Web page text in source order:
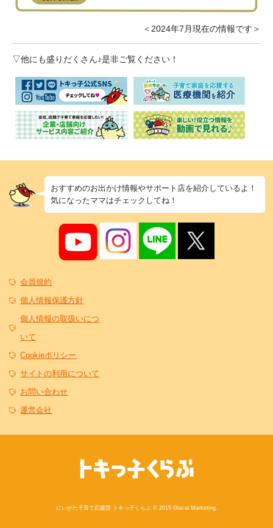
＜2024年7月現在の情報です＞
▽他にも盛りだくさん♪是非ご覧ください！
おすすめのお出かけ情報やサポート店を紹介しているよ！
気になったママはチェックしてね！
会員規約
個人情報保護方針
個人情報の取扱いにつ
いて
Cookieポリシー
サイトの利用について
お問い合わせ
運営会社
にいがた子育て応援団 トキっ子くらぶ © 2015 Glocal Marketing.